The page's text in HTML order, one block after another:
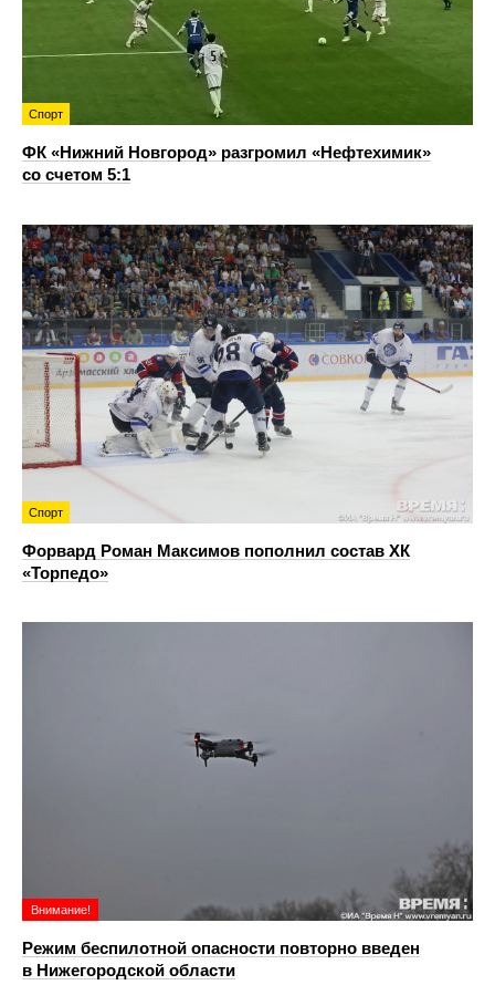
Спорт
ФК «Нижний Новгород» разгромил «Нефтехимик»
со счетом 5:1
Спорт
Форвард Роман Максимов пополнил состав ХК
«Торпедо»
Внимание!
Режим беспилотной опасности повторно введен
в Нижегородской области